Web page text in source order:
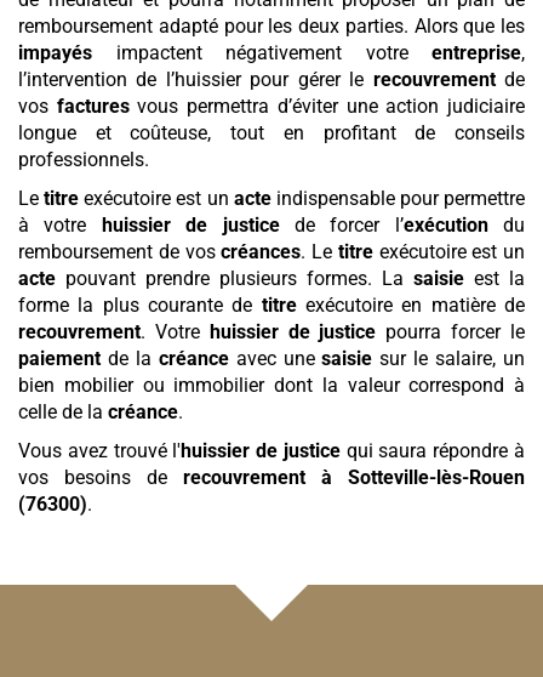
remboursement adapté pour les deux parties. Alors que les
impayés impactent négativement votre entreprise,
l’intervention de l’huissier pour gérer le recouvrementde
vos facturesvous permettra d’éviter une action judiciaire
longue et coûteuse, tout en profitant de conseils
professionnels.
Letitre exécutoire est un acteindispensable pour permettre
à votre huissier de justicede forcer l’exécutiondu
remboursement de voscréances. Le titreexécutoire est un
acte pouvant prendre plusieurs formes. La saisie est la
forme la plus courante de titreexécutoire en matière de
recouvrement. Votre huissier de justice pourra forcer le
paiement de la créanceavec unesaisie sur le salaire, un
bien mobilier ou immobilier dont la valeur correspond à
celle de la créance.
Vous avez trouvé l'huissier de justicequi saura répondre à
vos besoins de recouvrement à Sotteville-lès-Rouen
(76300).